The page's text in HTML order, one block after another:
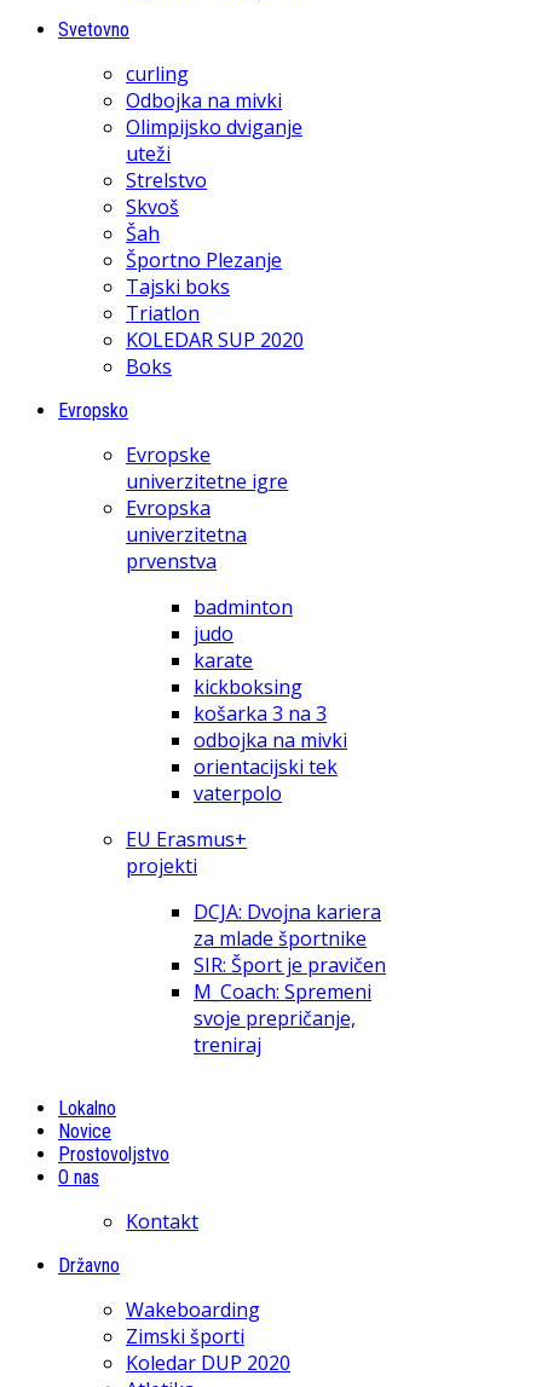
Svetovno
curling
Odbojka na mivki
Olimpijsko dviganje
uteži
Strelstvo
Skvoš
Šah
Športno Plezanje
Tajski boks
Triatlon
KOLEDAR SUP 2020
Boks
Evropsko
Evropske
univerzitetne igre
Evropska
univerzitetna
prvenstva
badminton
judo
karate
kickboksing
košarka 3 na 3
odbojka na mivki
orientacijski tek
vaterpolo
EU Erasmus+
projekti
DCJA: Dvojna kariera
za mlade športnike
SIR: Šport je pravičen
M_Coach: Spremeni
svoje prepričanje,
treniraj
Lokalno
Novice
Prostovoljstvo
O nas
Kontakt
Državno
Wakeboarding
Zimski športi
Koledar DUP 2020